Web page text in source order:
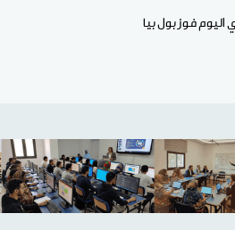
فوز بول بيا